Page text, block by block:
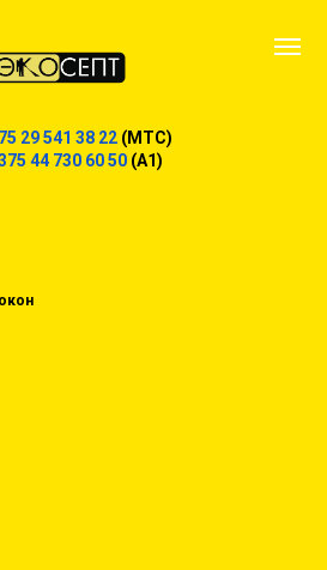
29 541 38 22 (MTC)
44 730 60 50 (A1)